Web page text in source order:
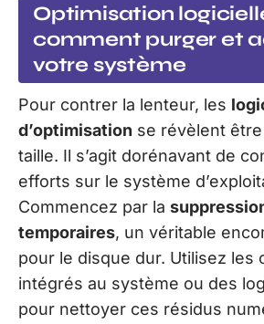
Optimisation
comment purger et
votre système
Pour contrer la lenteur, les
d’optimisation se révèlent
taille. Il s’agit dorénavant de
efforts sur le système
Commencez par la
temporaires, un véritable
pour le disque dur. Utilisez les
intégrés au système ou des
pour nettoyer ces résidus